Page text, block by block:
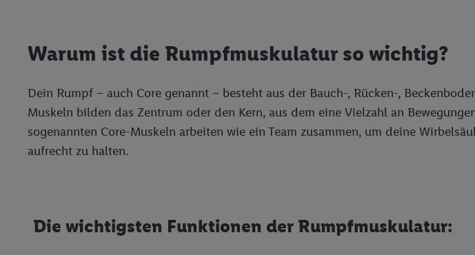
Warum ist die Rumpfmuskulatur so wichtig?
Dein Rumpf – auch Core genannt – besteht aus der Bauch-, Rücken-,
Muskeln bilden das Zentrum oder den Kern, aus dem eine Vielzahl an
sogenannten Core-Muskeln arbeiten wie ein Team zusammen, um deine
aufrecht zu halten.
Die wichtigsten Funktionen der Rumpfmuskulatur: